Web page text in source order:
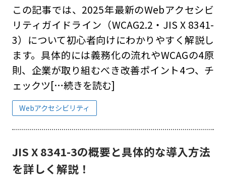
この記事では、2025年最新のWebアクセシビ
リティガイドライン（WCAG2.2・JIS X 8341-
3）について初心者向けにわかりやすく解説し
ます。具体的には義務化の流れやWCAGの4原
則、企業が取り組むべき改善ポイント4つ、チ
ェックツ[…続きを読む]
Webアクセシビリティ
JIS X 8341-3の概要と具体的な導入方法
を詳しく解説！